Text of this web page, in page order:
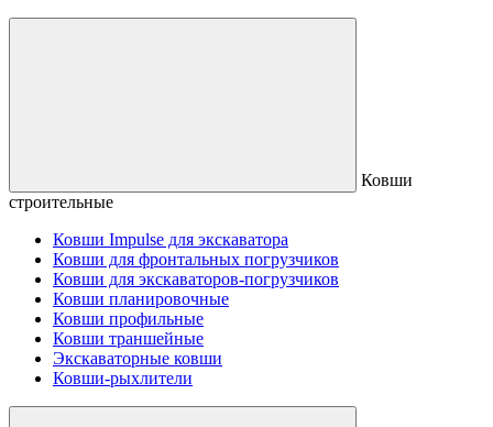
Ковши
строительные
Ковши Impulse для экскаватора
Ковши для фронтальных погрузчиков
Ковши для экскаваторов-погрузчиков
Ковши планировочные
Ковши профильные
Ковши траншейные
Экскаваторные ковши
Ковши-рыхлители